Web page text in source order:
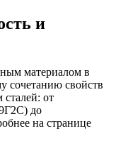
и
материалом в
сочетанию свойств
от
до
на странице